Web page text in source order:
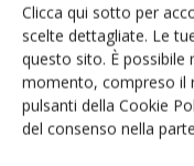
Clicca qui sotto per
scelte dettagliate. Le
questo sito. È possibile
momento, compreso il
pulsanti della Cookie
del consenso nella
Rimani